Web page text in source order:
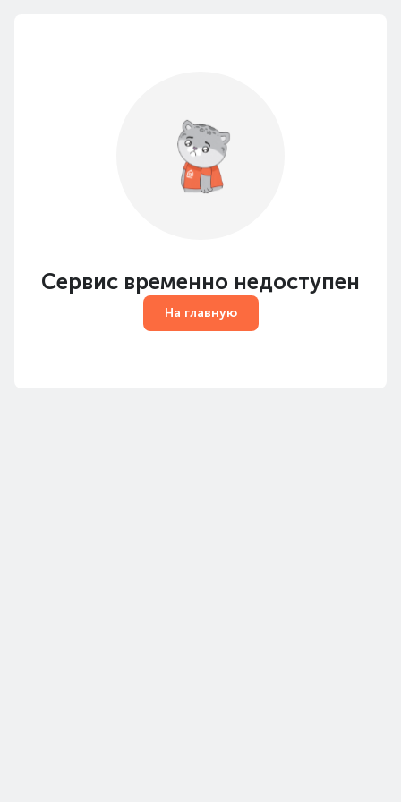
Сервис временно недоступен
На главную